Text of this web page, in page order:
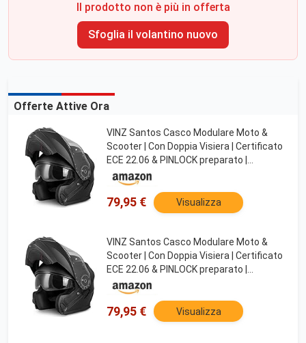
Il prodotto non è più in offerta
Sfoglia il volantino nuovo
Offerte Attive Ora
VINZ Santos Casco Modulare Moto &
Scooter | Con Doppia Visiera | Certificato
ECE 22.06 & PINLOCK preparato |
Integrale Donna E Uomo | nelle taglie dalla
XS-XXL - Nero opaco
79,95 € Visualizza
VINZ Santos Casco Modulare Moto &
Scooter | Con Doppia Visiera | Certificato
ECE 22.06 & PINLOCK preparato |
Integrale Donna E Uomo | nelle taglie dalla
XS-XXL - Nero opaco
79,95 € Visualizza